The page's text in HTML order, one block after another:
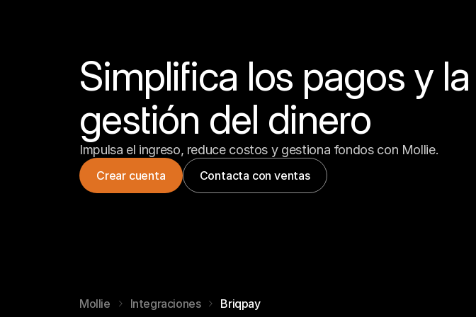
Simplifica los pagos y la
gestión del dinero
Impulsa el ingreso, reduce costos y gestiona fondos con Mollie.
Crear cuenta Contacta con ventas
Mollie Integraciones Briqpay